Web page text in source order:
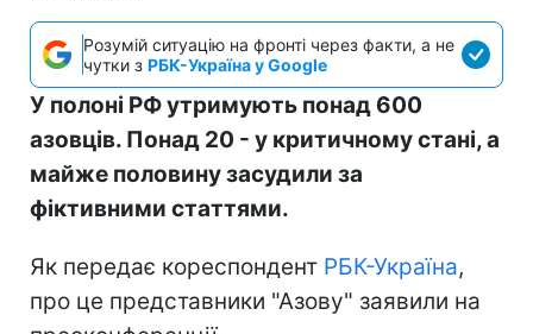
Розумій ситуацію на фронті через факти, а не
чутки з РБК-Україна у Google
У полоні РФ утримують понад 600
азовців. Понад 20 - у критичному стані, а
майже половину засудили за
фіктивними статтями.
Як передає кореспондент РБК-Україна,
про це представники "Азову" заявили на